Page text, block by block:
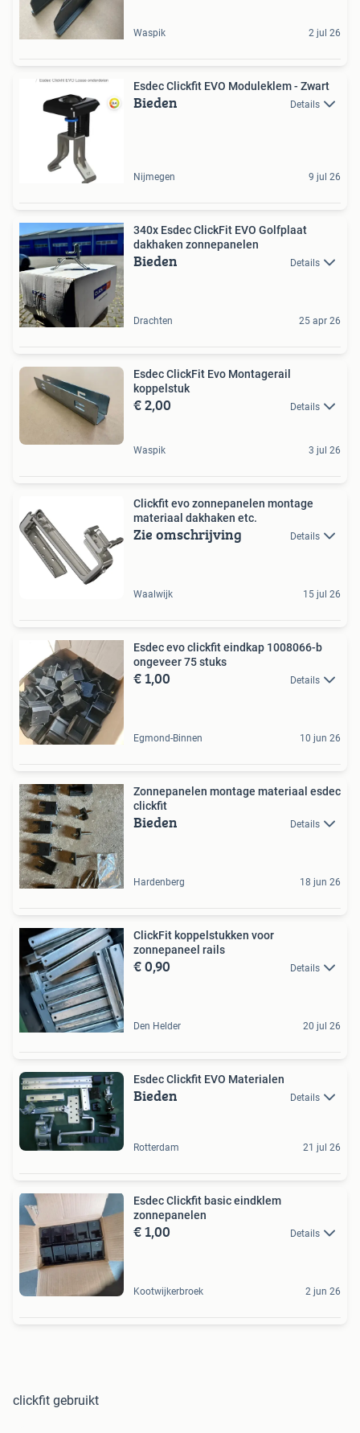
Waspik 2 jul 26
Esdec Clickfit EVO Moduleklem - Zwart
Bieden Details
Nijmegen 9 jul 26
340x Esdec ClickFit EVO Golfplaat
dakhaken zonnepanelen
Bieden Details
Drachten 25 apr 26
Esdec ClickFit Evo Montagerail
koppelstuk
€ 2,00 Details
Waspik 3 jul 26
Clickfit evo zonnepanelen montage
materiaal dakhaken etc.
Zie omschrijving Details
Waalwijk 15 jul 26
Esdec evo clickfit eindkap 1008066-b
ongeveer 75 stuks
€ 1,00 Details
Egmond-Binnen 10 jun 26
Zonnepanelen montage materiaal esdec
clickfit
Bieden Details
Hardenberg 18 jun 26
ClickFit koppelstukken voor
zonnepaneel rails
€ 0,90 Details
Den Helder 20 jul 26
Esdec Clickfit EVO Materialen
Bieden Details
Rotterdam 21 jul 26
Esdec Clickfit basic eindklem
zonnepanelen
€ 1,00 Details
Kootwijkerbroek 2 jun 26
clickfit gebruikt